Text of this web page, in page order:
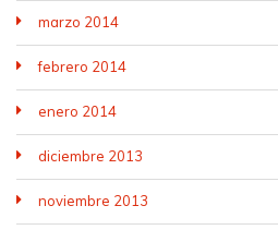
marzo 2014
febrero 2014
enero 2014
diciembre 2013
noviembre 2013